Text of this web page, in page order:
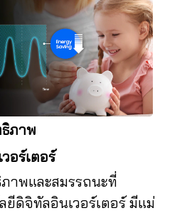
ภาพ
อร์เตอร์
าพและสมรรถนะที่
ดิจิทัลอินเวอร์เตอร์ มีแม่